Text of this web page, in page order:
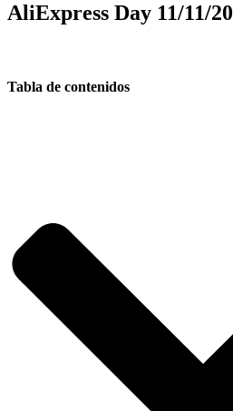
AliExpress Day 11/11/20
Tabla de contenidos